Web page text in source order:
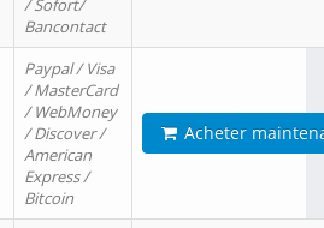
/ Sofort/
Bancontact
Paypal / Visa
/ MasterCard
/ WebMoney
/ Discover /
American
Express /
Bitcoin
Acheter